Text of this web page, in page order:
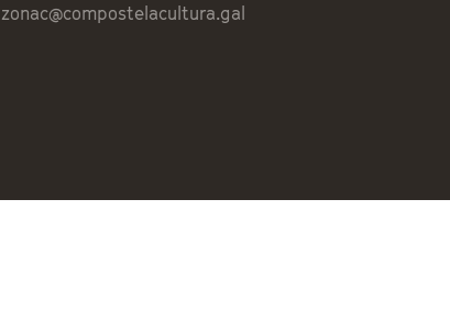
zonac@compostelacultura.gal